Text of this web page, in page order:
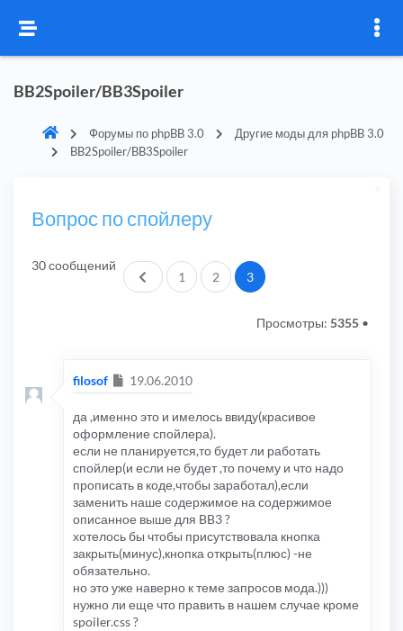
BB2Spoiler/BB3Spoiler
Форумы по phpBB 3.0
Другие моды для phpBB 3.0
BB2Spoiler/BB3Spoiler
Вопрос по спойлеру
30 сообщений
Пред.1 2 3
Просмотры: 5355 •
filosof Сообщение
19.06.2010
да ,именно это и имелось ввиду(красивое
оформление спойлера).
если не планируется,то будет ли работать
спойлер(и если не будет ,то почему и что надо
прописать в коде,чтобы заработал),если
заменить наше содержимое на содержимое
описанное выше для BB3 ?
хотелось бы чтобы присутствовала кнопка
закрыть(минус),кнопка открыть(плюс) -не
обязательно.
но это уже наверно к теме запросов мода.)))
нужно ли еще что править в нашем случае кроме
spoiler.css ?